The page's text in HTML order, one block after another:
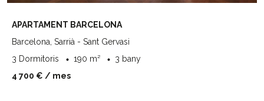
APARTAMENT BARCELONA
Barcelona, Sarrià - Sant Gervasi
3 Dormitoris
190 m²
3 bany
4 700 € / mes